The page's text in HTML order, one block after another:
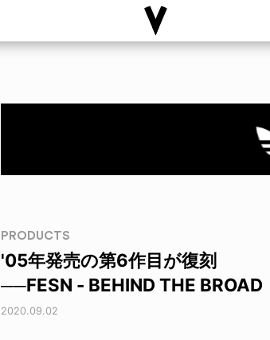
PRODUCTS
'05年発売の第6作目が復刻
──FESN - BEHIND THE BROAD
2020.09.02